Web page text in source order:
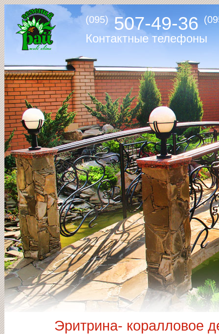
(095) 507-49-36
Контактные телефоны
Эритрина- коралловое